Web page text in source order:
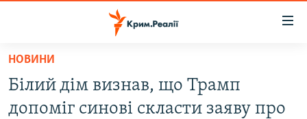
Перейти
основного
матеріалу
ВОДА.КРИМ
НОВИНИ
Білий дім визнав, що Трамп
допоміг синові скласти заяву про